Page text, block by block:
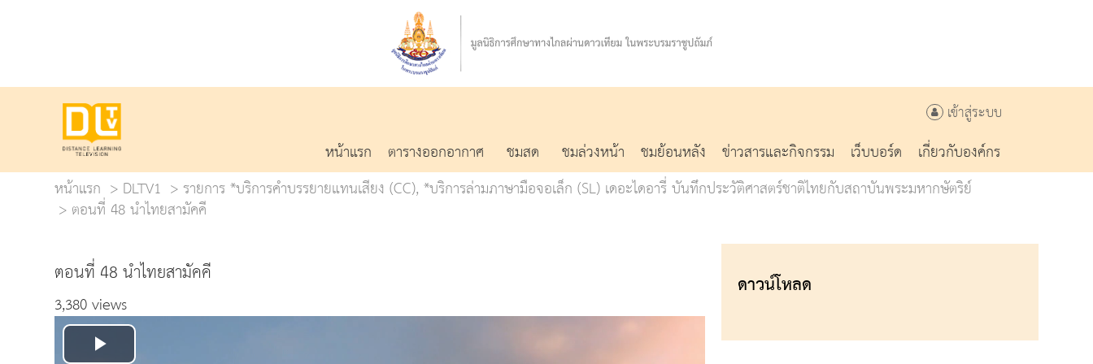
เข้าสู่ระบบ
หน้าแรก ตารางออกอากาศ ชมสด ชมล่วงหน้า ชมย้อนหลัง ข่าวสารและกิจกรรม เว็บบอร์ด
เกี่ยวกับองค์กร
หน้าแรก
DLTV1 รายการ *บริการคำบรรยายแทนเสียง (CC), *บริการล่ามภาษามือจอเล็ก (SL) เดอะไดอารี่ บันทึกประวัติศาสตร์ชาติไทยกับสถาบันพระมหากษัตริย์
ตอนที่ 48 นำไทยสามัคคี
ตอนที่ 48 นำไทยสามัคคี
3,380 views
ดาวน์โหลด